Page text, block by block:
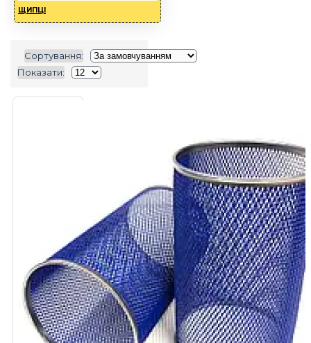
ЩИПЦІ
Сортування:
Показати: